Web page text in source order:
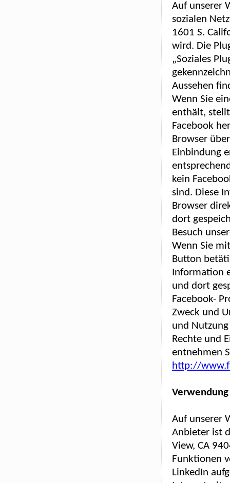
Auf unserer
sozialen
1601 S.
wird. Die
„Soziales
Aussehen
Wenn Sie
enthält,
Facebook
Browser
Einbindung
kein
sind. Diese
Browser
dort
Besuch
Wenn Sie
Button
Information
und dort
Facebook-
Zweck und
und
Rechte und
entnehmen
http://
Auf unserer
Anbieter ist
View, CA
Funktionen
LinkedIn